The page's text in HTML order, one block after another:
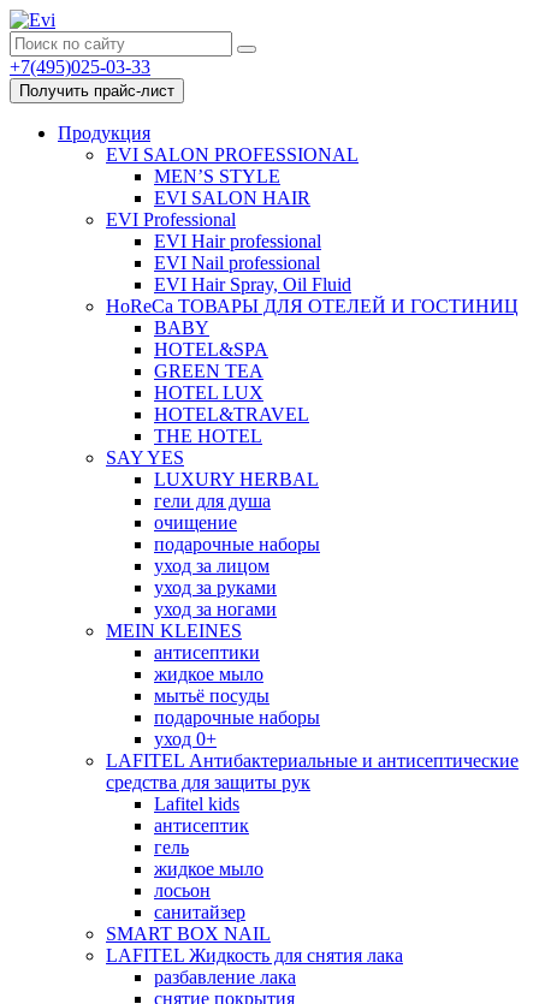
+7(495)025-03-33
Получить прайс-лист
Продукция
EVI SALON PROFESSIONAL
MEN’S STYLE
EVI SALON HAIR
EVI Professional
EVI Hair professional
EVI Nail professional
EVI Hair Spray, Oil Fluid
HoReCa ТОВАРЫ ДЛЯ ОТЕЛЕЙ И ГОСТИНИЦ
BABY
HOTEL&SPA
GREEN TEA
HOTEL LUX
HOTEL&TRAVEL
THE HOTEL
SAY YES
LUXURY HERBAL
гели для душа
очищение
подарочные наборы
уход за лицом
уход за руками
уход за ногами
MEIN KLEINES
антисептики
жидкое мыло
мытьё посуды
подарочные наборы
уход 0+
LAFITEL Антибактериальные и антисептические
средства для защиты рук
Lafitel kids
антисептик
гель
жидкое мыло
лосьон
санитайзер
SMART BOX NAIL
LAFITEL Жидкость для снятия лака
разбавление лака
снятие покрытия